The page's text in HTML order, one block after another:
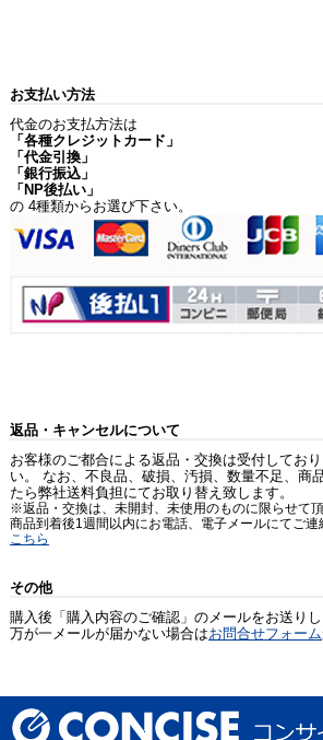
お支払い方法
代金のお支払方法は
「各種クレジットカード」
「代金引換」
「銀行振込」
「NP後払い」
の 4種類からお選び下さい。
返品・キャンセルについて
お客様のご都合による返品・交換は受付してお
い。 なお、不良品、破損、汚損、数量不足、商
たら弊社送料負担にてお取り替え致します。
※返品・交換は、未開封、未使用のものに限らせて頂
商品到着後1週間以内にお電話、電子メールにてご
こちら
その他
購入後「購入内容のご確認」のメールをお送りし
万が一メールが届かない場合はお問合せフォーム